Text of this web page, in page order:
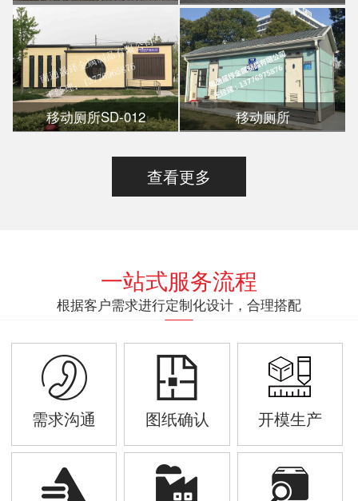
移动厕所SD-012 移动厕所
查看更多
一站式服务流程
根据客户需求进行定制化设计，合理搭配
需求沟通 图纸确认 开模生产